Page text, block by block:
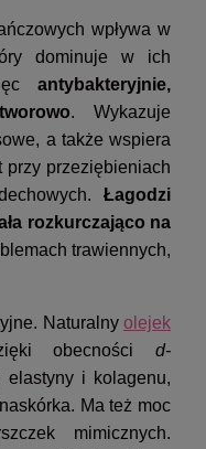
wpływa w
dominuje w ich
antybakteryjnie,
. Wykazuje
a także wspiera
przy przeziębieniach
Łagodzi
rozkurczająco na
trawiennych,
Naturalny olejek
obecności d-
elastyny i kolagenu,
naskórka. Ma też moc
mimicznych.